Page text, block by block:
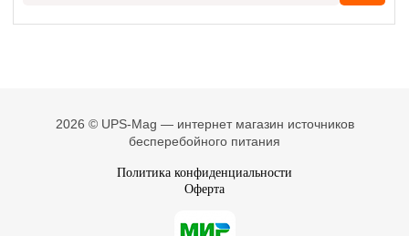
2026 © UPS-Mag — интернет магазин источников
бесперебойного питания
Политика конфиденциальности
Оферта